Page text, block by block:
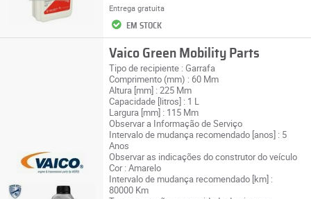
Entrega gratuita
EM STOCK
Vaico Green Mobility Parts
Tipo de recipiente : Garrafa
Comprimento (mm) : 60 Mm
Altura [mm] : 225 Mm
Capacidade [litros] : 1 L
Largura [mm] : 115 Mm
Observar a Informação de Serviço
Intervalo de mudança recomendado [anos] : 5
Anos
Observar as indicações do construtor do veículo
Cor : Amarelo
Intervalo de mudança recomendado [km] :
80000 Km